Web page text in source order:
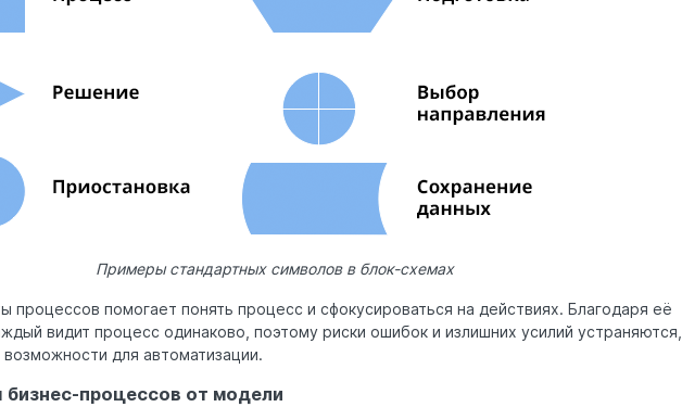
Примеры стандартных символов в блок-схемах
процессов помогает понять процесс и сфокусироваться на действиях. Благодаря её
видит процесс одинаково, поэтому риски ошибок и излишних усилий устраняются,
для автоматизации.
бизнес-процессов от модели